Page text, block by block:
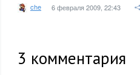
che 6 февраля 2009, 22:43
3 комментария